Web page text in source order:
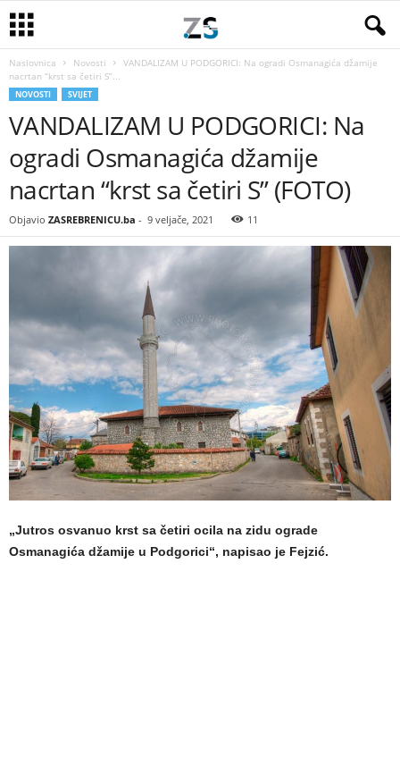
Naslovnica Novosti
VANDALIZAM U PODGORICI: Na ogradi Osmanagića džamije
nacrtan “krst sa četiri S”...
NOVOSTI SVIJET
VANDALIZAM U PODGORICI: Na
ogradi Osmanagića džamije
nacrtan “krst sa četiri S” (FOTO)
Objavio ZASREBRENICU.ba - 9 veljače, 2021 11
„Jutros osvanuo krst sa četiri ocila na zidu ograde
Osmanagića džamije u Podgorici“, napisao je Fejzić.